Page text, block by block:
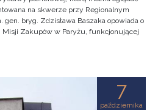
na skwerze przy Regionalnym
bryg. Zdzisława Baszaka opowiada o
Misji Zakupów w Paryżu, funkcjonującej
7
października